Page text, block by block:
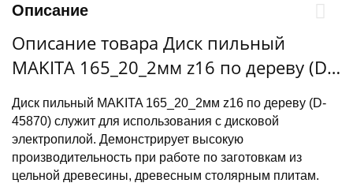
Описание
Описание товара Диск пильный
MAKITA 165_20_2мм z16 по дереву (D-
45870)
Диск пильный MAKITA 165_20_2мм z16 по дереву (D-
45870) служит для использования с дисковой
электропилой. Демонстрирует высокую
производительность при работе по заготовкам из
цельной древесины, древесным столярным плитам.